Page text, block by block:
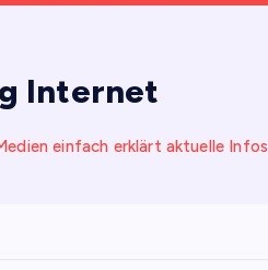
Internet
einfach erklärt aktuelle Infos